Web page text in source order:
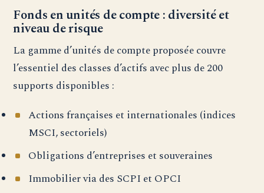
Fonds en unités de compte : diversité et
niveau de risque
La gamme d’unités de compte proposée couvre
l’essentiel des classes d’actifs avec plus de 200
supports disponibles :
Actions françaises et internationales (indices
MSCI, sectoriels)
Obligations d’entreprises et souveraines
Immobilier via des SCPI et OPCI